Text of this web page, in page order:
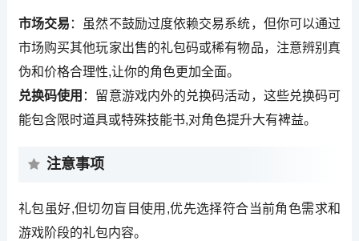
市场交易 ：虽然不鼓励过度依赖交易系统，但你可以通过
市场购买其他玩家出售的礼包码或稀有物品，注意辨别真
伪和价格合理性,让你的角色更加全面。
兑换码使用 ：留意游戏内外的兑换码活动，这些兑换码可
能包含限时道具或特殊技能书,对角色提升大有裨益。
注意事项
礼包虽好,但切勿盲目使用,优先选择符合当前角色需求和
游戏阶段的礼包内容。